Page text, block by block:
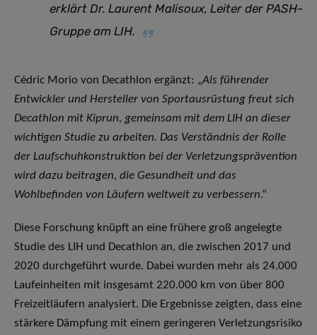
erklärt Dr. Laurent Malisoux, Leiter der PASH-
Gruppe am LIH.
Cédric Morio von Decathlon ergänzt: „Als führender
Entwickler und Hersteller von Sportausrüstung freut sich
Decathlon mit Kiprun, gemeinsam mit dem LIH an dieser
wichtigen Studie zu arbeiten. Das Verständnis der Rolle
der Laufschuhkonstruktion bei der Verletzungsprävention
wird dazu beitragen, die Gesundheit und das
Wohlbefinden von Läufern weltweit zu verbessern.“
Diese Forschung knüpft an eine frühere groß angelegte
Studie des LIH und Decathlon an, die zwischen 2017 und
2020 durchgeführt wurde. Dabei wurden mehr als 24.000
Laufeinheiten mit insgesamt 220.000 km von über 800
Freizeitläufern analysiert. Die Ergebnisse zeigten, dass eine
stärkere Dämpfung mit einem geringeren Verletzungsrisiko